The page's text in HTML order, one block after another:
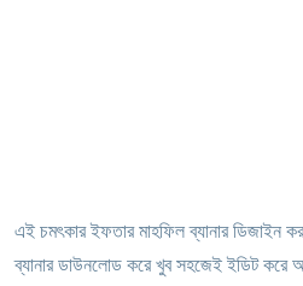
এই চমৎকার ইফতার মাহফিল ব্যানার ডিজাইন
ব্যানার ডাউনলোড করে খুব সহজেই ইডিট করে